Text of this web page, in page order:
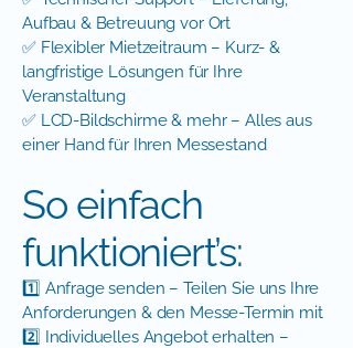
Aufbau & Betreuung vor Ort
✅ Flexibler Mietzeitraum – Kurz- &
langfristige Lösungen für Ihre
Veranstaltung
✅ LCD-Bildschirme & mehr – Alles aus
einer Hand für Ihren Messestand
So einfach
funktioniert’s:
1️⃣ Anfrage senden – Teilen Sie uns Ihre
Anforderungen & den Messe-Termin mit
2️⃣ Individuelles Angebot erhalten –